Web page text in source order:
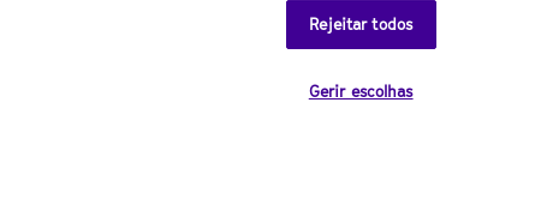
Rejeitar todos
Gerir escolhas